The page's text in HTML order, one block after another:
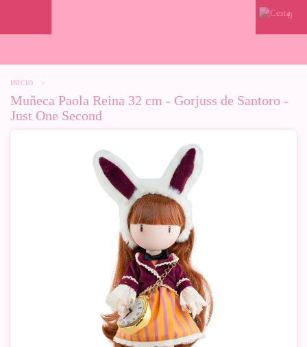
0
INICIO >
Muñeca Paola Reina 32 cm - Gorjuss de Santoro -
Just One Second